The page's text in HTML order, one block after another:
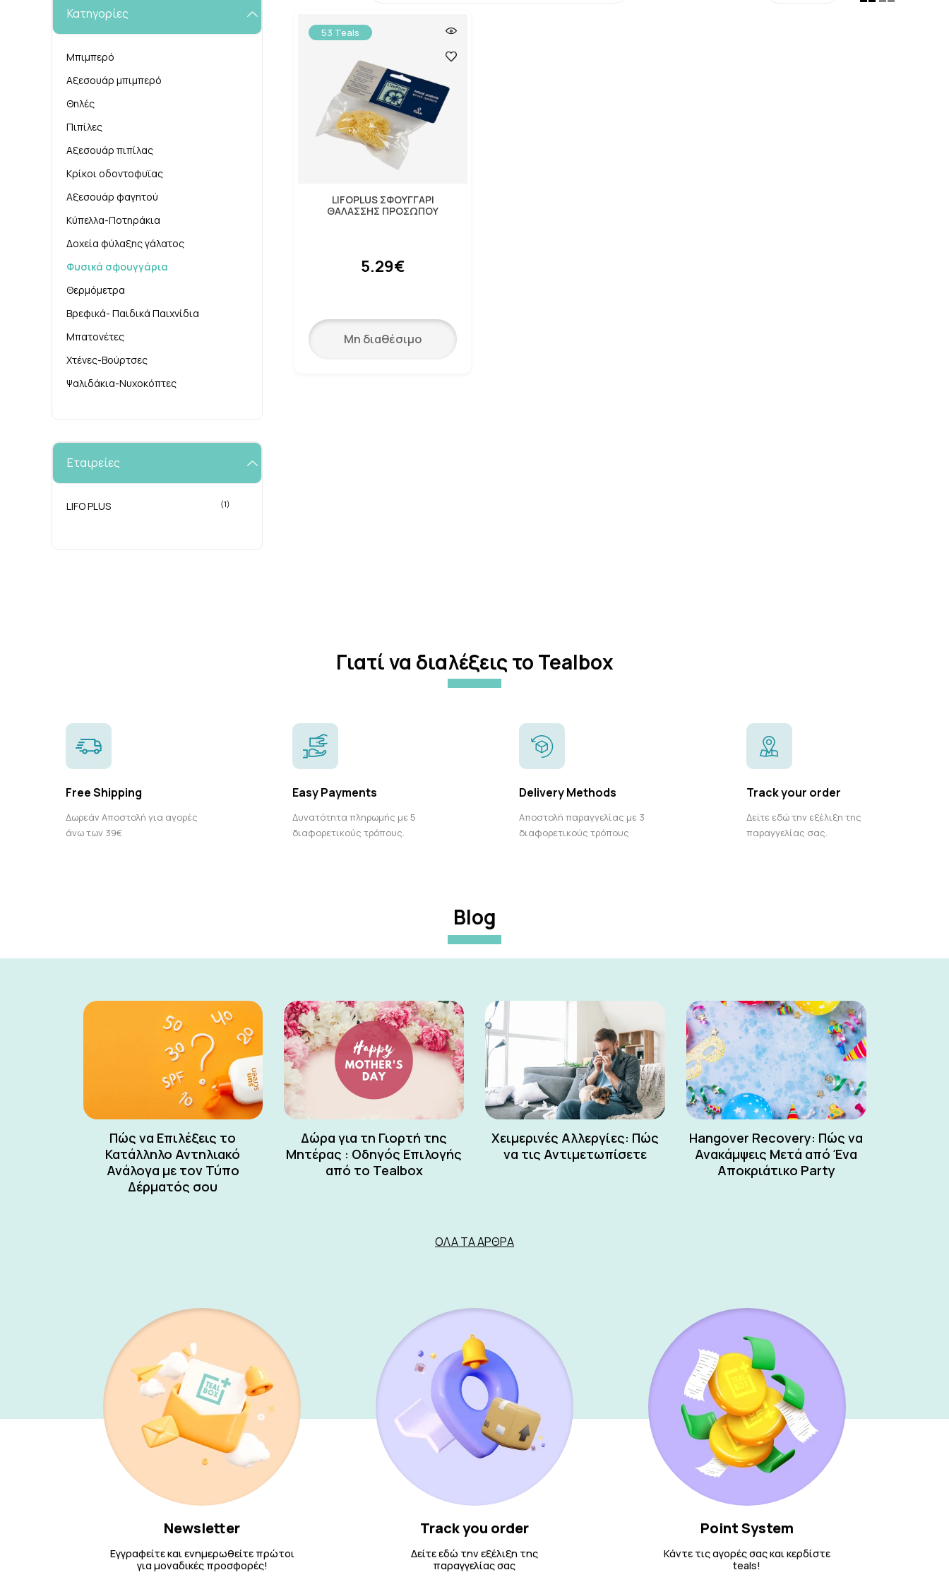
Κατηγορίες
Μπιμπερό
Αξεσουάρ μπιμπερό
Θηλές
Πιπίλες
Αξεσουάρ πιπίλας
Κρίκοι οδοντοφυϊας
Αξεσουάρ φαγητού
Κύπελλα-Ποτηράκια
Δοχεία φύλαξης γάλατος
Φυσικά σφουγγάρια
Θερμόμετρα
Βρεφικά- Παιδικά Παιχνίδια
Μπατονέτες
Χτένες-Βούρτσες
Ψαλιδάκια-Νυχοκόπτες
Εταιρείες
LIFO PLUS (1)
53 Teals
LIFOPLUS ΣΦΟΥΓΓΑΡΙ
ΘΑΛΑΣΣΗΣ ΠΡΟΣΩΠΟΥ
5.29€
Μη διαθέσιμο
Γιατί να διαλέξεις το Tealbox
Free Shipping
Δωρεάν Αποστολή για αγορές
άνω των 39€
Easy Payments
Δυνατότητα πληρωμής με 5
διαφορετικούς τρόπους.
Delivery Methods
Αποστολή παραγγελίας με 3
διαφορετικούς τρόπους
Track your order
Δείτε εδώ την εξέλιξη της
παραγγελίας σας.
Blog
Πώς να Επιλέξεις το
Κατάλληλο Αντηλιακό
Ανάλογα με τον Τύπο
Δέρματός σου
Δώρα για τη Γιορτή της
Μητέρας : Οδηγός Επιλογής
από το Tealbox
Χειμερινές Αλλεργίες: Πώς
να τις Αντιμετωπίσετε
Hangover Recovery: Πώς να
Ανακάμψεις Μετά από Ένα
Αποκριάτικο Party
ΌΛΑ ΤΑ ΆΡΘΡΑ
Newsletter
Εγγραφείτε και ενημερωθείτε πρώτοι
για μοναδικές προσφορές!
Track you order
Δείτε εδώ την εξέλιξη της
παραγγελίας σας
Point System
Κάντε τις αγορές σας και κερδίστε
teals!